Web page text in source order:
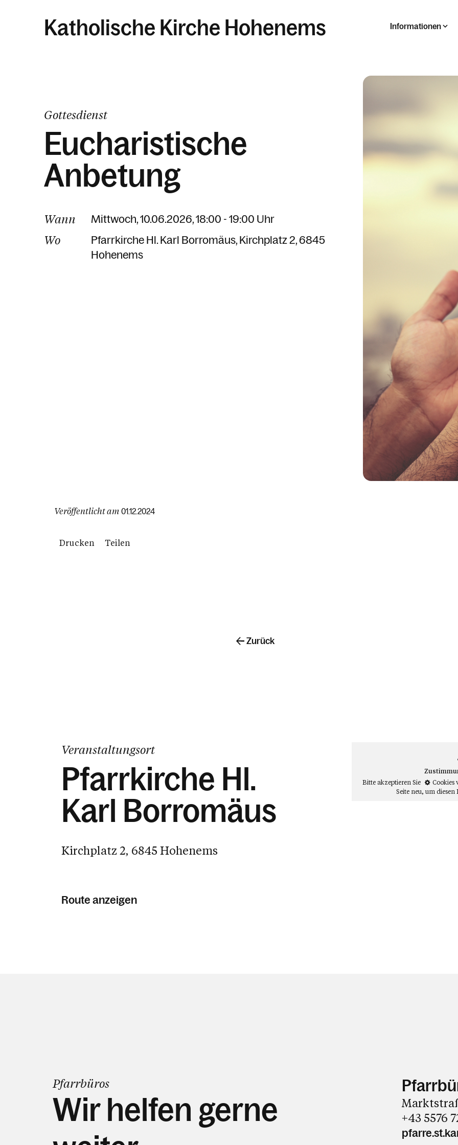
Katholische Kirche Hohenems Informationen
Gottesdienst
Eucharistische
Anbetung
Wann Mittwoch, 10.06.2026, 18:00 - 19:00 Uhr
Wo Pfarrkirche Hl. Karl Borromäus Kirchplatz 2 6845
Hohenems
Veröffentlicht am 01.12.2024
Drucken Teilen
Zurück
Veranstaltungsort
Pfarrkirche Hl.
Karl Borromäus
Kirchplatz 2, 6845 Hohenems
Route anzeigen
Bitte akzeptieren Sie
Cookies
Seite neu, um diesen
Pfarrbüros
Wir helfen gerne
+43 5576